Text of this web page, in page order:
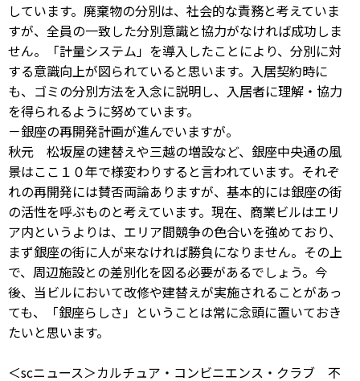
しています。廃棄物の分別は、社会的な責務と考えていま
すが、全員の一致した分別意識と協力がなければ成功しま
せん。「計量システム」を導入したことにより、分別に対
する意識向上が図られていると思います。入居契約時に
も、ゴミの分別方法を入念に説明し、入居者に理解・協力
を得られるように努めています。
－銀座の再開発計画が進んでいますが。
秋元 松坂屋の建替えや三越の増設など、銀座中央通の風
景はここ１０年で様変わりすると言われています。それぞ
れの再開発には賛否両論ありますが、基本的には銀座の街
の活性を呼ぶものと考えています。現在、商業ビルはエリ
ア内というよりは、エリア間競争の色合いを強めており、
まず銀座の街に人が来なければ勝負になりません。その上
で、周辺施設との差別化を図る必要があるでしょう。今
後、当ビルにおいて改修や建替えが実施されることがあっ
ても、「銀座らしさ」ということは常に念頭に置いておき
たいと思います。
＜scニュース＞カルチュア・コンビニエンス・クラブ 不